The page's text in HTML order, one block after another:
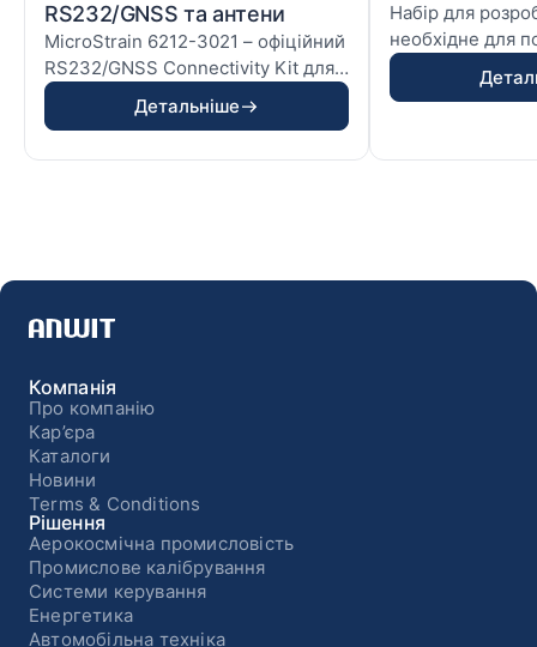
RS232/GNSS та антени
MicroStrain 6212-3021 – офіційний
RS232/GNSS Connectivity Kit для
інерціально-су...
Детальніше
Набір для
необхідне для
продуктами
Компанія
Про компанію
Кар’єра
Каталоги
Новини
Terms & Conditions
Рішення
Аерокосмічна промисловість
Промислове калібрування
Системи керування
Енергетика
Автомобільна техніка